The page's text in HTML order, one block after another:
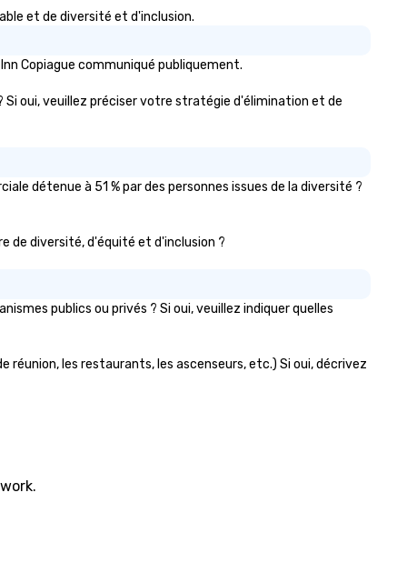
et de diversité et d'inclusion.
Copiague communiqué publiquement.
oui, veuillez préciser votre stratégie d'élimination et de
détenue à 51 % par des personnes issues de la diversité ?
de diversité, d'équité et d'inclusion ?
publics ou privés ? Si oui, veuillez indiquer quelles
les restaurants, les ascenseurs, etc.) Si oui, décrivez